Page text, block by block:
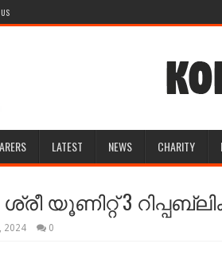
LATEST NEWS CHARITY
യൂണിറ്റ് 3
2024 0